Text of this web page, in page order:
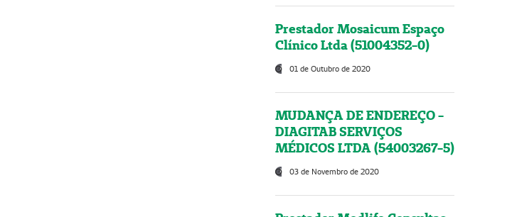
Prestador Mosaicum Espaço
Clínico Ltda (51004352-0)
01 de Outubro de 2020
MUDANÇA DE ENDEREÇO -
DIAGITAB SERVIÇOS
MÉDICOS LTDA (54003267-5)
03 de Novembro de 2020